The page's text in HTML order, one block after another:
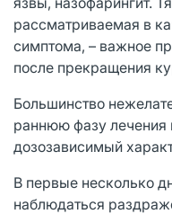
рассматриваемая в
симптома, – важное
после прекращения
Большинство
раннюю фазу лечения
дозозависимый
В первые несколько
наблюдаться